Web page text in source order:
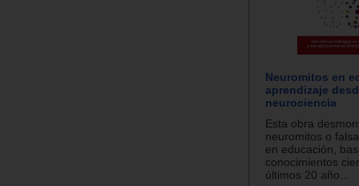
Neuromitos en
aprendizaje
neurociencia
Esta obra
neuromitos o
en educación,
conocimientos
últimos 20 año...